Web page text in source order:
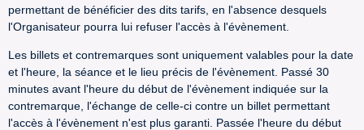
permettant de bénéficier des dits tarifs, en l'absence desquels
l'Organisateur pourra lui refuser l'accès à l'évènement.
Les billets et contremarques sont uniquement valables pour la date
et l'heure, la séance et le lieu précis de l'évènement. Passé 30
minutes avant l'heure du début de l'évènement indiquée sur la
contremarque, l'échange de celle-ci contre un billet permettant
l'accès à l'évènement n'est plus garanti. Passée l'heure du début